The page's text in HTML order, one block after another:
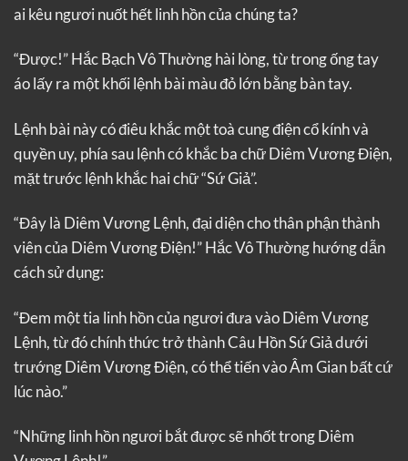
ai kêu ngươi nuốt hết linh hồn của chúng ta?
“Được!” Hắc Bạch Vô Thường hài lòng, từ trong ống tay
áo lấy ra một khối lệnh bài màu đỏ lớn bằng bàn tay.
Lệnh bài này có điêu khắc một toà cung điện cổ kính và
quyền uy, phía sau lệnh có khắc ba chữ Diêm Vương Điện,
mặt trước lệnh khắc hai chữ “Sứ Giả”.
“Đây là Diêm Vương Lệnh, đại diện cho thân phận thành
viên của Diêm Vương Điện!” Hắc Vô Thường hướng dẫn
cách sử dụng:
“Đem một tia linh hồn của ngươi đưa vào Diêm Vương
Lệnh, từ đó chính thức trở thành Câu Hồn Sứ Giả dưới
trướng Diêm Vương Điện, có thể tiến vào Âm Gian bất cứ
lúc nào.”
“Những linh hồn ngươi bắt được sẽ nhốt trong Diêm